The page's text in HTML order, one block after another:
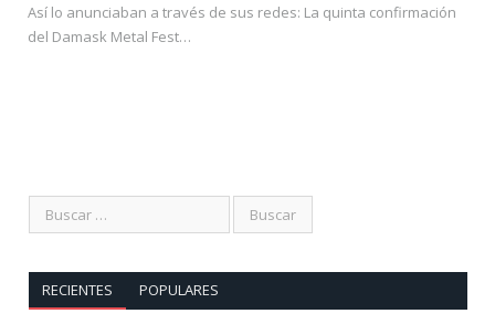
Así lo anunciaban a través de sus redes: La quinta confirmación
del Damask Metal Fest…
RECIENTES POPULARES